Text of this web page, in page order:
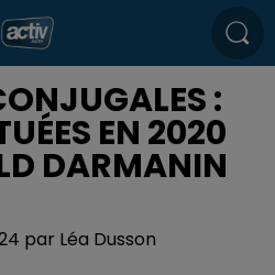
:
EN 2020
DARMANIN
par Léa Dusson